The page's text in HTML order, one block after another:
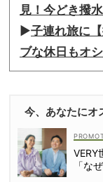
見！今どき撥
▶︎子連れ旅に
ブな休日もオ
今、あなたにオ
VERY
「な